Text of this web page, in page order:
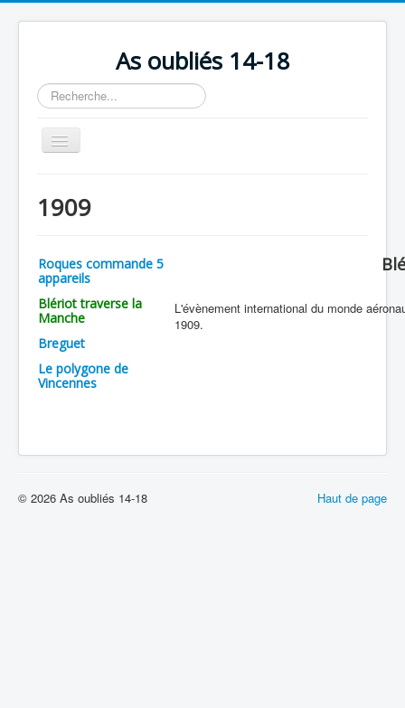
As oubliés 14-18
Rechercher
Basculer
la
Chronologie
Organisation
Avions
Personnels
Formation
Les As
Cahiers des As
1909
Roques commande 5
appareils
Blériot traverse la
Manche
Breguet
Le polygone de
Vincennes
L'évènement international du monde
1909.
Haut de page
© 2026 As oubliés 14-18